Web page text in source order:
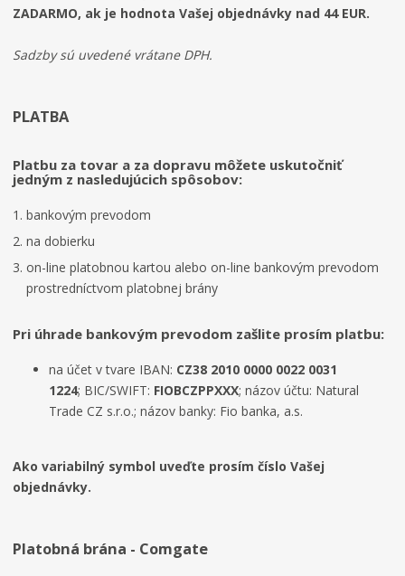
ZADARMO, ak je hodnota Vašej objednávky nad 44 EUR.
Sadzby sú uvedené vrátane DPH.
PLATBA
Platbu za tovar a za dopravu môžete uskutočniť
jedným z nasledujúcich spôsobov:
bankovým prevodom
na dobierku
on-line platobnou kartou alebo on-line bankovým prevodom
prostredníctvom platobnej brány
Pri úhrade bankovým prevodom zašlite prosím platbu:
na účet v tvare IBAN: CZ38 2010 0000 0022 0031
1224; BIC/SWIFT: FIOBCZPPXXX; názov účtu: Natural
Trade CZ s.r.o.; názov banky: Fio banka, a.s.
Ako variabilný symbol uveďte prosím číslo Vašej
objednávky.
Platobná brána - Comgate